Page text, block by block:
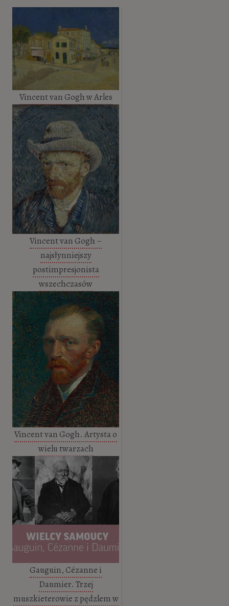
Vincent van Gogh w Arles
Vincent van Gogh –
najsłynniejszy
postimpresjonista
wszechczasów
Vincent van Gogh. Artysta o
wielu twarzach
Gauguin, Cézanne i
Daumier. Trzej
muszkieterowie z pędzlem w